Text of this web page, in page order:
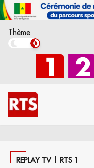
Thème
REPLAY TV | RTS 1